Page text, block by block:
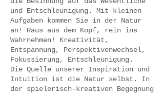
und Entschleunigung. Mit kleinen
Aufgaben kommen Sie in der Natur
an! Raus aus dem Kopf, rein ins
Wahrnehmen! Kreativität,
Entspannung, Perspektivenwechsel,
Fokussierung, Entschleunigung.
Die Quelle unserer Inspiration und
Intuition ist die Natur selbst. In
der spielerisch-kreativen Begegnung